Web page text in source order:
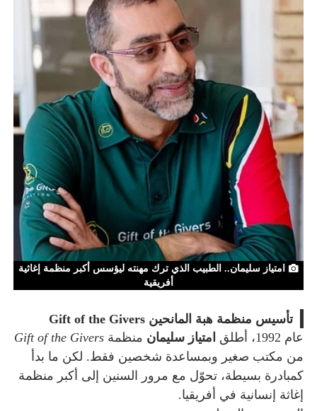
امتياز سليمان.. الطبيب الذي ترك مهنته ليؤسس أكبر منظمة إغاثية
أفريقية
تأسيس منظمة هبة المانحين Gift of the Givers
عام 1992، أطلق
امتياز سليمان منظمة Gift of the Givers
من مكتب صغير وبمساعدة شخصين فقط. لكن ما بدأ
كمبادرة بسيطة، تحوّل مع مرور السنين إلى أكبر منظمة
إغاثة إنسانية في أفريقيا.